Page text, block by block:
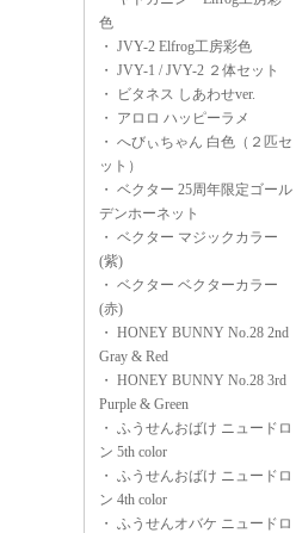
色
・ JVY-2 Elfrog工房彩色
・ JVY-1 / JVY-2 ２体セット
・
ビタネス しあわせver.
・ アロロ ハッピーラメ
・ へびぃちゃん 白色（２匹セ
ット）
・ ベクター 25周年限定ゴール
デンホーネット
・ ベクター マジックカラー
(紫)
・ ベクター ベクターカラー
(赤)
・ HONEY BUNNY No.28 2nd
Gray & Red
・ HONEY BUNNY No.28 3rd
Purple & Green
・ ふうせんおばけ ニュードロ
ン 5th color
・ ふうせんおばけ ニュードロ
ン 4th color
・ ふうせんオバケ ニュードロ